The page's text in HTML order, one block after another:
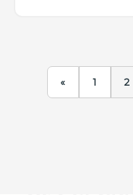
« 1 2